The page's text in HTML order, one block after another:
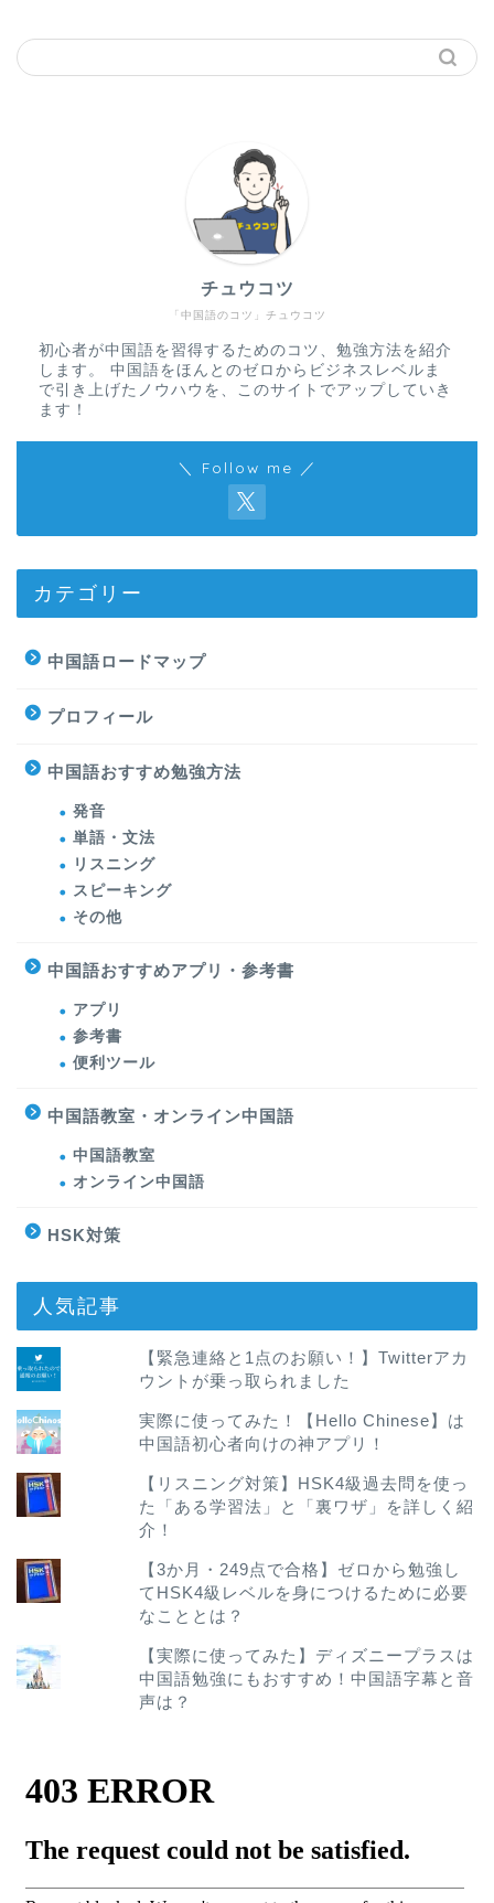
「中国語のコツ」チュウコツ
チュウコツ
初心者が中国語を習得するためのコツ、勉強方法を紹介
します。 中国語をほんとのゼロからビジネスレベルま
で引き上げたノウハウを、このサイトでアップしていき
ます！
＼ Follow me ／
カテゴリー
中国語ロードマップ
プロフィール
中国語おすすめ勉強方法
発音
単語・文法
リスニング
スピーキング
その他
中国語おすすめアプリ・参考書
アプリ
参考書
便利ツール
中国語教室・オンライン中国語
中国語教室
オンライン中国語
HSK対策
人気記事
【緊急連絡と1点のお願い！】Twitterアカ
ウントが乗っ取られました
実際に使ってみた！【Hello Chinese】は
中国語初心者向けの神アプリ！
【リスニング対策】HSK4級過去問を使っ
た「ある学習法」と「裏ワザ」を詳しく紹
介！
【3か月・249点で合格】ゼロから勉強し
てHSK4級レベルを身につけるために必要
なこととは？
【実際に使ってみた】ディズニープラスは
中国語勉強にもおすすめ！中国語字幕と音
声は？